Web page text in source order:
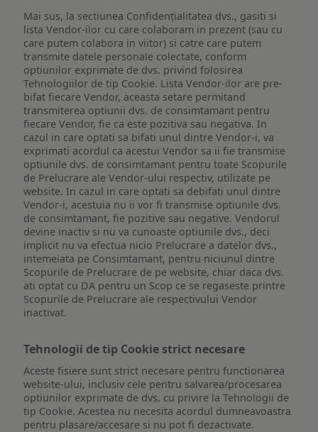
Mai sus, la sectiunea Confidențialitatea dvs., gasiti si
lista Vendor-ilor cu care colaboram in prezent (sau cu
care putem colabora in viitor) si catre care putem
transmite datele personale colectate, conform
optiunilor exprimate de dvs. privind folosirea
Tehnologiilor de tip Cookie. Lista Vendor-ilor are pre-
bifat fiecare Vendor, aceasta setare permitand
transmiterea optiunii dvs. de consimtamant pentru
fiecare Vendor, fie ca este pozitiva sau negativa. In
cazul in care optati sa bifati unul dintre Vendor-i, va
exprimati acordul ca acestui Vendor sa ii fie transmise
optiunile dvs. de consimtamant pentru toate Scopurile
de Prelucrare ale Vendor-ului respectiv, utilizate pe
website. In cazul in care optati sa debifati unul dintre
Vendor-i, acestuia nu ii vor fi transmise optiunile dvs.
de consimtamant, fie pozitive sau negative. Vendorul
devine inactiv si nu va cunoaste optiunile dvs., deci
implicit nu va efectua nicio Prelucrare a datelor dvs.,
intemeiata pe Consimtamant, pentru niciunul dintre
Scopurile de Prelucrare de pe website, chiar daca dvs.
ati optat cu DA pentru un Scop ce se regaseste printre
Scopurile de Prelucrare ale respectivului Vendor
inactivat.
Tehnologii de tip Cookie strict necesare
Aceste fisiere sunt strict necesare pentru functionarea
website-ului, inclusiv cele pentru salvarea/procesarea
optiunilor exprimate de dvs. cu privire la Tehnologii de
tip Cookie. Acestea nu necesita acordul dumneavoastra
pentru plasare/accesare si nu pot fi dezactivate.